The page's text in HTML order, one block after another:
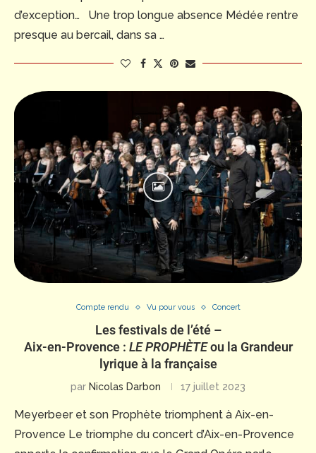
d’exception… Une trop longue absence Médée rentre
presque au bercail, dans sa …
Compte rendu Vu pour vous Concert
Les festivals de l’été –
Aix-en-Provence : LE PROPHÈTEou la Grandeur
lyrique à la française
par Nicolas Darbon 17 juillet 2023
Meyerbeer et son Prophète triomphent à Aix-en-
Provence Le triomphe du concert d’Aix-en-Provence